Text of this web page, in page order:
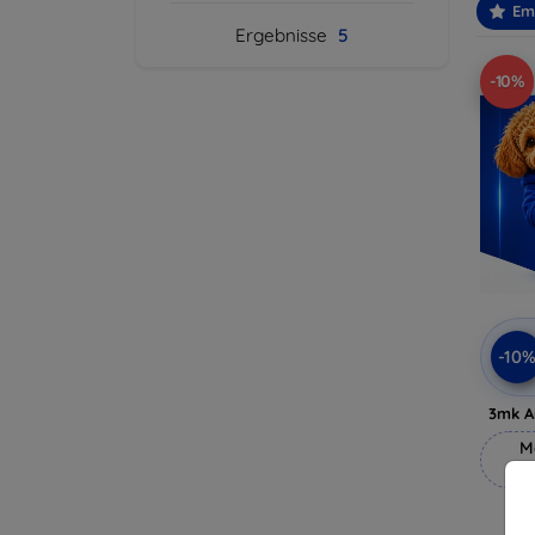
Ergebnisse 5
-10%
-10%
3mk